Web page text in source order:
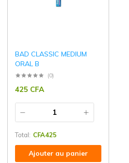
BAD CLASSIC MEDIUM
ORAL B
(0)
425 CFA
Total: CFA425
Ajouter au panier